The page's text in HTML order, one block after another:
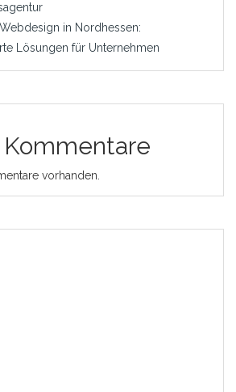
in Nordhessen:
Lösungen für Unternehmen
vorhanden.